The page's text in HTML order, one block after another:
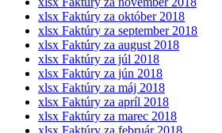
xlsx Faktúry za október 2018
xlsx Faktúry za september 2018
xlsx Faktúry za august 2018
xlsx Faktúry za júl 2018
xlsx Faktúry za jún 2018
xlsx Faktúry za máj 2018
xlsx Faktúry za apríl 2018
xlsx Faktúry za marec 2018
xlsx Faktúry za február 2018